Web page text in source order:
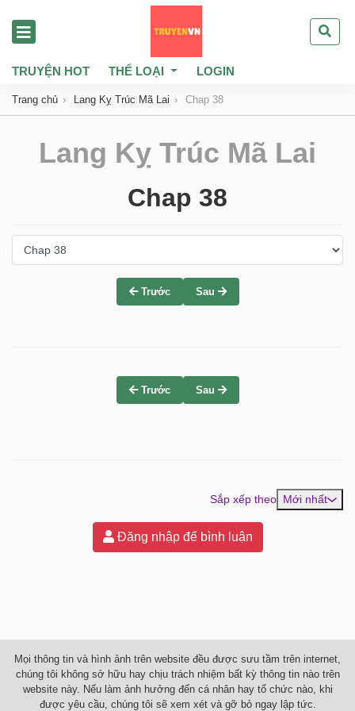
TRUYỆN HOT THỂ LOẠI LOGIN
Trang chủ Lang Kỵ Trúc Mã Lai Chap 38
Lang Kỵ Trúc Mã Lai
Chap 38
Trước Sau
Trước Sau
Sắp xếp theo Mới nhất
Đăng nhập để bình luận
Mọi thông tin và hình ảnh trên website đều được sưu tầm trên internet,
chúng tôi không sở hữu hay chịu trách nhiệm bất kỳ thông tin nào trên
website này. Nếu làm ảnh hưởng đến cá nhân hay tổ chức nào, khi
được yêu cầu, chúng tôi sẽ xem xét và gỡ bỏ ngay lập tức.